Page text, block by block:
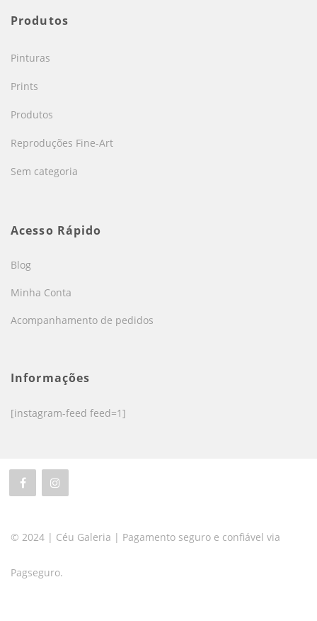
Produtos
Pinturas
Prints
Produtos
Reproduções Fine-Art
Sem categoria
Acesso Rápido
Blog
Minha Conta
Acompanhamento de pedidos
Informações
[instagram-feed feed=1]
© 2024 | Céu Galeria | Pagamento seguro e confiável via
Pagseguro.